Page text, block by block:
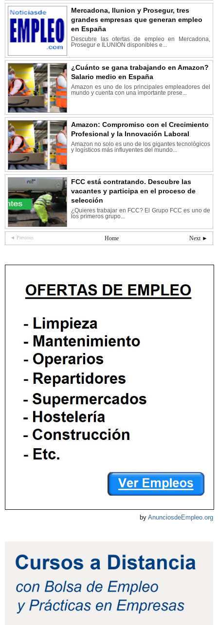
Mercadona, Ilunion y Prosegur, tres
grandes empresas que generan empleo
en España
Descubre las ofertas de empleo en Mercadona,
Prosegur e ILUNION disponibles e...
¿Cuánto se gana trabajando en Amazon?
Salario medio en España
Amazon es uno de los principales empleadores del
mundo y cuenta con una importante prese...
Amazon: Compromiso con el Crecimiento
Profesional y la Innovación Laboral
Amazon no solo es uno de los gigantes tecnológicos
y logísticos más influyentes del mundo...
FCC está contratando. Descubre las
vacantes y participa en el proceso de
selección
¿Quieres trabajar en FCC? El Grupo FCC es uno de
los primeros grupo...
◄ Previous Next ►
Home
by AnunciosdeEmpleo.org